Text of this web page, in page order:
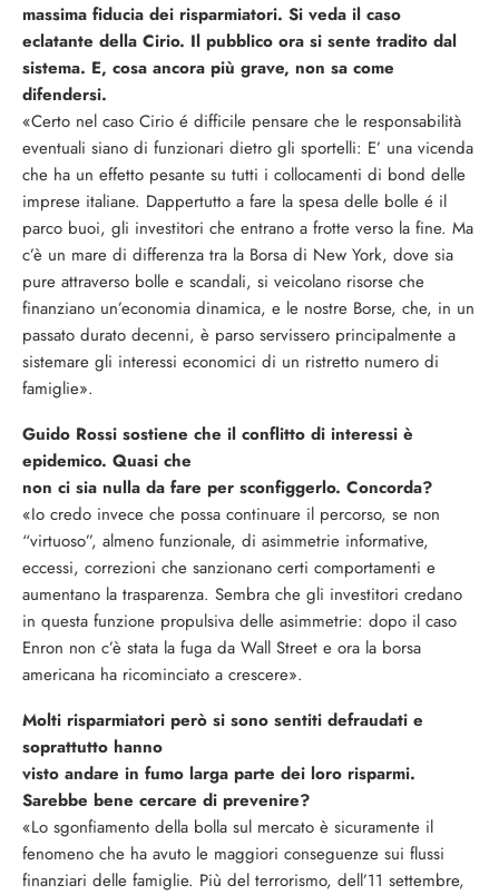
massima fiducia dei risparmiatori. Si veda il caso
eclatante della Cirio. Il pubblico ora si sente tradito dal
sistema. E, cosa ancora più grave, non sa come
difendersi.
«Certo nel caso Cirio é difficile pensare che le responsabilità
eventuali siano di funzionari dietro gli sportelli: E’ una vicenda
che ha un effetto pesante su tutti i collocamenti di bond delle
imprese italiane. Dappertutto a fare la spesa delle bolle é il
parco buoi, gli investitori che entrano a frotte verso la fine. Ma
c’è un mare di differenza tra la Borsa di New York, dove sia
pure attraverso bolle e scandali, si veicolano risorse che
finanziano un’economia dinamica, e le nostre Borse, che, in un
passato durato decenni, è parso servissero principalmente a
sistemare gli interessi economici di un ristretto numero di
famiglie».
Guido Rossi sostiene che il conflitto di interessi è
epidemico. Quasi che
non ci sia nulla da fare per sconfiggerlo. Concorda?
«Io credo invece che possa continuare il percorso, se non
“virtuoso”, almeno funzionale, di asimmetrie informative,
eccessi, correzioni che sanzionano certi comportamenti e
aumentano la trasparenza. Sembra che gli investitori credano
in questa funzione propulsiva delle asimmetrie: dopo il caso
Enron non c’è stata la fuga da Wall Street e ora la borsa
americana ha ricominciato a crescere».
Molti risparmiatori però si sono sentiti defraudati e
soprattutto hanno
visto andare in fumo larga parte dei loro risparmi.
Sarebbe bene cercare di prevenire?
«Lo sgonfiamento della bolla sul mercato è sicuramente il
fenomeno che ha avuto le maggiori conseguenze sui flussi
finanziari delle famiglie. Più del terrorismo, dell’11 settembre,